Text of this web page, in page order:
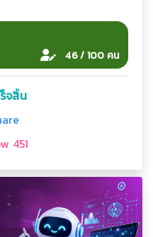
46 / 100 คน
จสิ้น
451